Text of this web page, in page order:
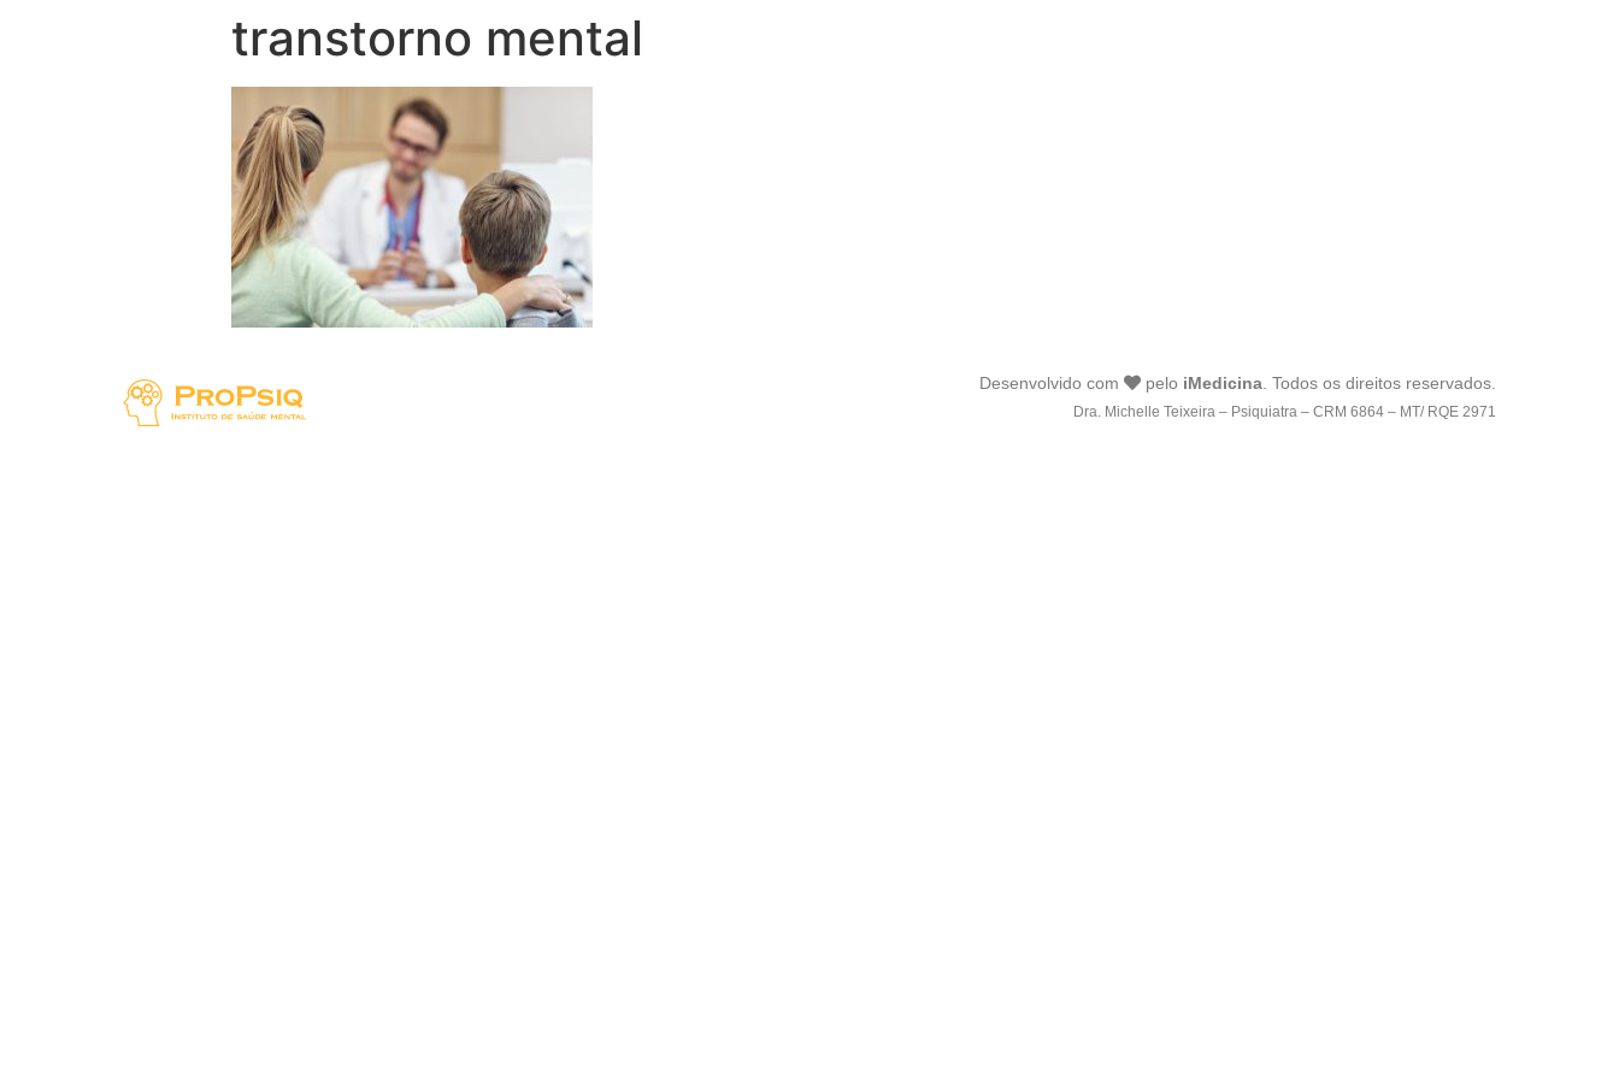
transtorno mental
Desenvolvido com pelo iMedicina. Todos os direitos reservados.
Dra. Michelle Teixeira – Psiquiatra – CRM 6864 – MT/ RQE 2971